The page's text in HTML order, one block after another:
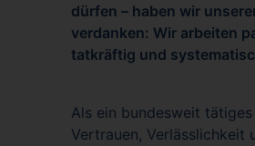
dürfen – haben wir
verdanken: Wir arbeiten
tatkräftig und
Als ein bundesweit
Vertrauen, Verlässlichkeit